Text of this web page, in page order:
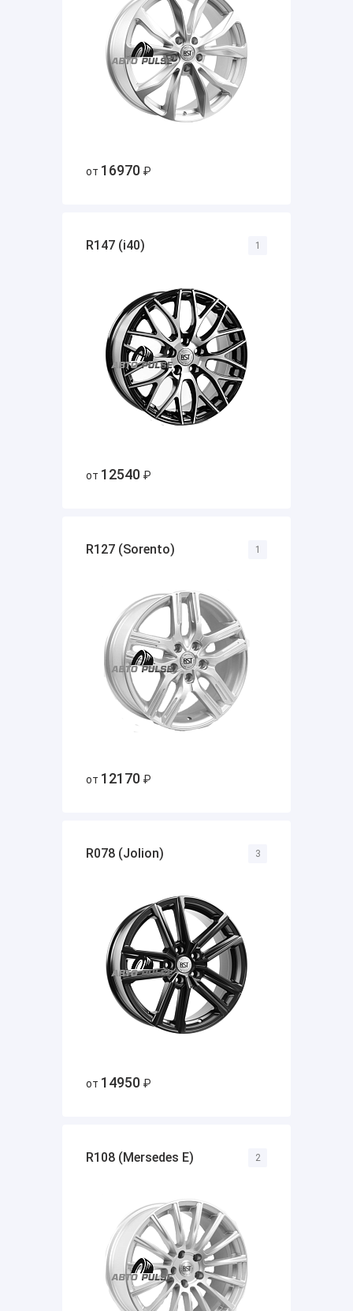
от 16970 ₽
R147 (i40)
от 12540 ₽
1
R127 (Sorento)
от 12170 ₽
1
R078 (Jolion)
от 14950 ₽
3
R108 (Mersedes E) 2